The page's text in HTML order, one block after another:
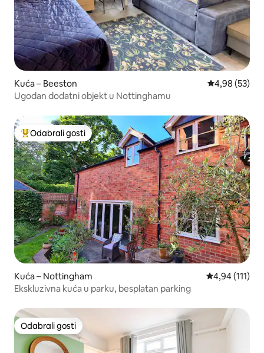
Kuća – Beeston Prosječna
4,98 (53)
Ugodan dodatni objekt u Nottinghamu
Među najviše rangiranima s oznakom „Odabrali gosti”
Odabrali gosti
Kuća – Nottingham Prosječna
4,94 (111)
Ekskluzivna kuća u parku, besplatan parking
Odabrali gosti
Odabrali gosti